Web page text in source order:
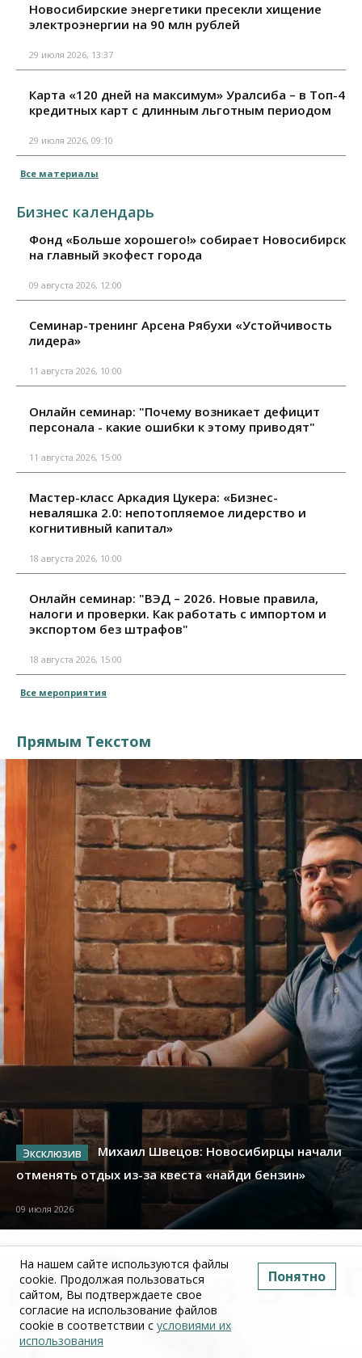
Новосибирские энергетики пресекли хищение
электроэнергии на 90 млн рублей
29 июля 2026, 13:37
Карта «120 дней на максимум» Уралсиба – в Топ-4
кредитных карт с длинным льготным периодом
29 июля 2026, 09:10
Все материалы
Бизнес календарь
Фонд «Больше хорошего!» собирает Новосибирск
на главный экофест города
09 августа 2026, 12:00
Семинар-тренинг Арсена Рябухи «Устойчивость
лидера»
11 августа 2026, 10:00
Онлайн семинар: "Почему возникает дефицит
персонала - какие ошибки к этому приводят"
11 августа 2026, 15:00
Мастер-класс Аркадия Цукера: «Бизнес-
неваляшка 2.0: непотопляемое лидерство и
когнитивный капитал»
18 августа 2026, 10:00
Онлайн семинар: "ВЭД – 2026. Новые правила,
налоги и проверки. Как работать с импортом и
экспортом без штрафов"
18 августа 2026, 15:00
Все мероприятия
Прямым Текстом
Михаил Швецов: Новосибирцы начали
отменять отдых из-за квеста «найди бензин»
09 июля 2026
На нашем сайте используются файлы
cookie. Продолжая пользоваться
сайтом, Вы подтверждаете свое
согласие на использование файлов
cookie в соответствии с условиями их
использования
Понятно